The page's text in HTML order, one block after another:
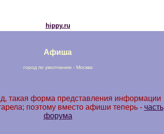
hippy.ru
Афиша
город по умолчанию - Москва
такая форма представления информации
поэтому вместо афиши теперь - часть
форума